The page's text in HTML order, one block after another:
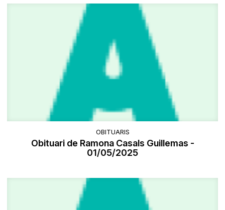
OBITUARIS
Obituari de Ramona Casals Guillemas -
01/05/2025